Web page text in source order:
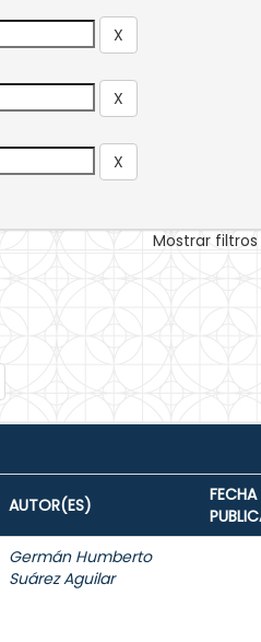
Mostrar
AUTOR(ES)
FECHA
Germán Humberto
Suárez Aguilar